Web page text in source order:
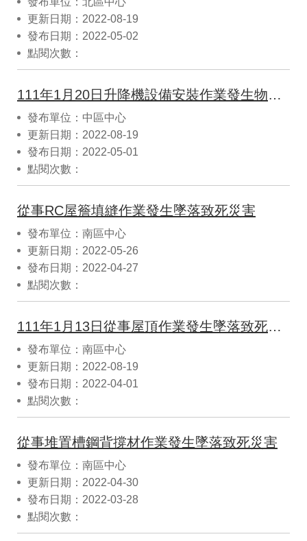
更新日期：2022-08-19
發布日期：2022-05-02
點閱次數：
111年1月20日升降機設備安裝作業發生物體倒塌致死災害
發布單位：中區中心
更新日期：2022-08-19
發布日期：2022-05-01
點閱次數：
從事RC屋簷填縫作業發生墜落致死災害
發布單位：南區中心
更新日期：2022-05-26
發布日期：2022-04-27
點閱次數：
111年1月13日從事屋頂作業發生墜落致死災害
發布單位：南區中心
更新日期：2022-08-19
發布日期：2022-04-01
點閱次數：
從事堆置槽鋼背撐材作業發生墜落致死災害
發布單位：南區中心
更新日期：2022-04-30
發布日期：2022-03-28
點閱次數：